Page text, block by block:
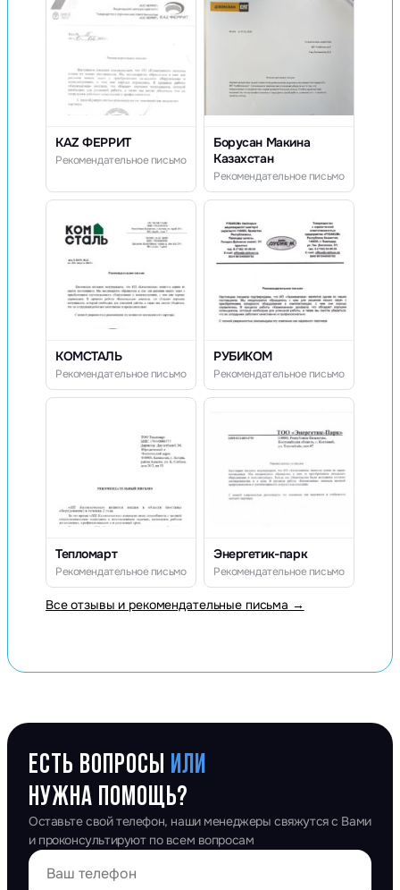
KAZ ФЕРРИТ
Рекомендательное письмо
Борусан Макина
Казахстан
Рекомендательное письмо
КОМСТАЛЬ
Рекомендательное письмо
РУБИКОМ
Рекомендательное письмо
Тепломарт
Рекомендательное письмо
Энергетик-парк
Рекомендательное письмо
Все отзывы и рекомендательные письма →
ЕСТЬ ВОПРОСЫ ИЛИ
НУЖНА ПОМОЩЬ?
Оставьте свой телефон, наши менеджеры свяжутся с Вами
и проконсультируют по всем вопросам